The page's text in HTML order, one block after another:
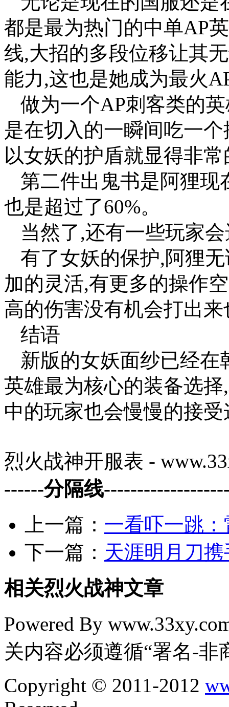
都是最为热门的中单AP
线,大招的多段位移让其
能力,这也是她成为最火
做为一个AP刺客类的
是在切入的一瞬间吃一
以女妖的护盾就显得非
第二件出鬼书是阿狸现
也是超过了60%。
当然了,还有一些玩家
有了女妖的保护,阿狸
加的灵活,有更多的操作
高的伤害没有机会打出
结语
新版的女妖面纱已经在
英雄最为核心的装备选
中的玩家也会慢慢的接
烈火战神开服表 -
------分隔线
上一篇： 一看吓一跳
下一篇： 天涯明月刀
相关烈火战神文章
Powered By
关内容必须遵循“署名-非
Copyright © 2011-2012